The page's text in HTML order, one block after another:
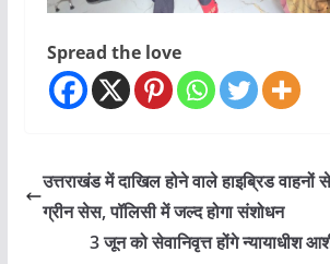
Spread the love
उत्तराखंड में दाखिल होने वाले हाइब्रिड वाहनों
ग्रीन सेस, पॉलिसी में जल्द होगा संशोधन
3 जून को सेवानिवृत्त होंगे न्यायाधीश